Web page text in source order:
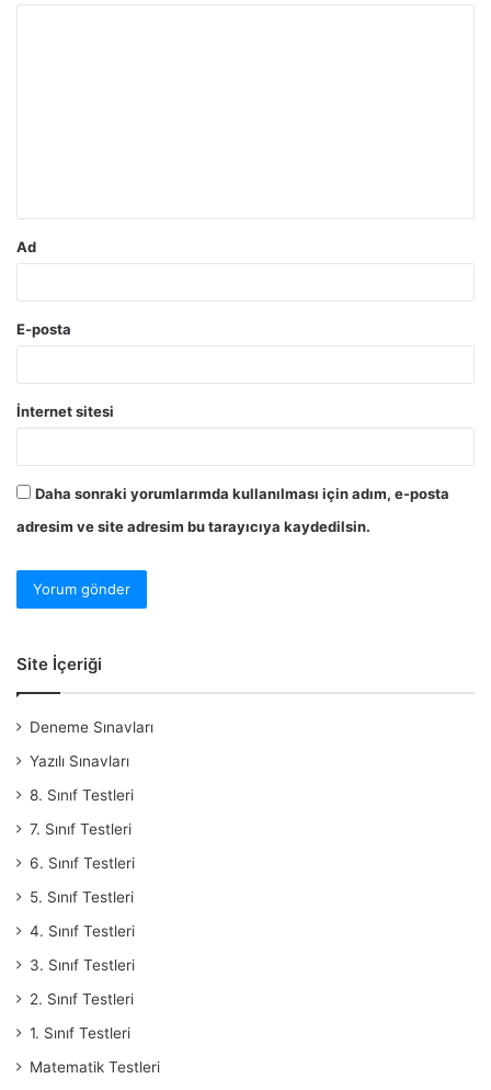
Ad
E-posta
İnternet sitesi
Daha sonraki yorumlarımda kullanılması için adım, e-posta
adresim ve site adresim bu tarayıcıya kaydedilsin.
Site İçeriği
Deneme Sınavları
Yazılı Sınavları
8. Sınıf Testleri
7. Sınıf Testleri
6. Sınıf Testleri
5. Sınıf Testleri
4. Sınıf Testleri
3. Sınıf Testleri
2. Sınıf Testleri
1. Sınıf Testleri
Matematik Testleri